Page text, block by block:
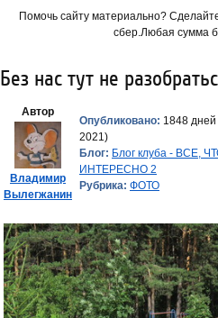
Помочь сайту материально?
сбер.Любая сумма
Без нас тут не
Автор
Владимир
Вылегжанин
Опубликовано: 1848
2021)
Блог: Блог клуба - ВСЕ,
ИНТЕРЕСНО 2
Рубрика: ФОТО